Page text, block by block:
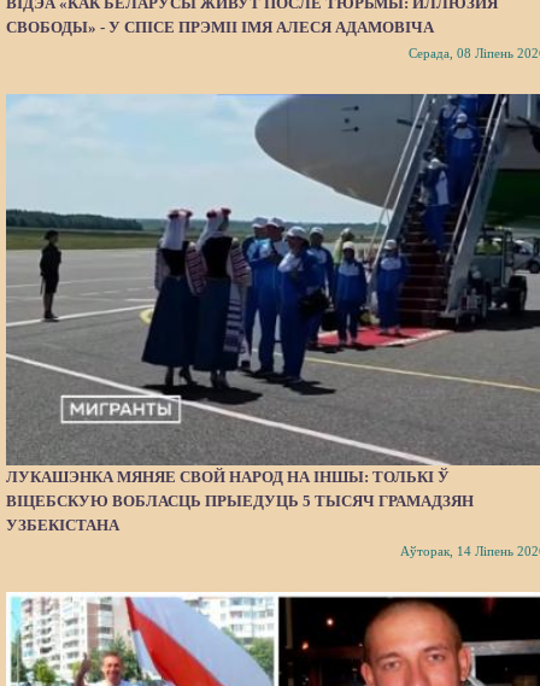
СВОБОДЫ» - У СПІСЕ ПРЭМІІ ІМЯ АЛЕСЯ АДАМОВІЧА
Серада, 08 Ліпень
ЛУКАШЭНКА МЯНЯЕ СВОЙ НАРОД НА ІНШЫ: ТОЛЬКІ Ў
ВІЦЕБСКУЮ ВОБЛАСЦЬ ПРЫЕДУЦЬ 5 ТЫСЯЧ ГРАМАДЗЯН
УЗБЕКІСТАНА
Аўторак, 14 Ліпень